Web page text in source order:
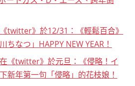
twitter》於12/31：《輕鬆百合》
ちなつ」HAPPY NEW YEAR！
在《twitter》於元旦：《侵略！イ
新年第一句「侵略」的花枝娘！